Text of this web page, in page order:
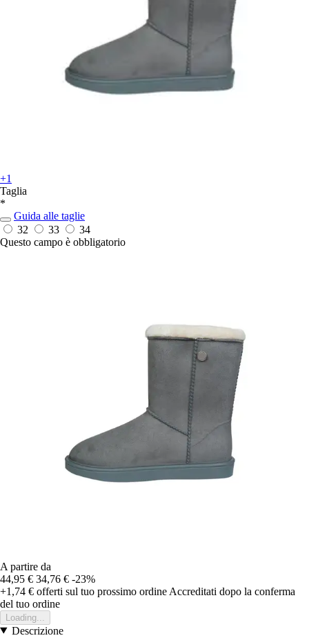
+1
Taglia
*
Guida alle taglie
32
33
34
Questo campo è obbligatorio
A partire da
44,95 € 34,76 € -23%
+1,74 € offerti sul tuo prossimo ordine Accreditati dopo la conferma
del tuo ordine
Loading...
Descrizione